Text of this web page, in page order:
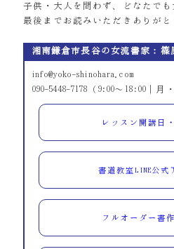
子供・大人を問わず、どなたでも
最後までお読みいただきありがと
湘南鎌倉市長谷の女流書家：篠
info@yoko-shinohara.com
090-5448-7178（9:00～18:00｜月
レッスン開講日
書道教室LINE公式
フルオーダー書